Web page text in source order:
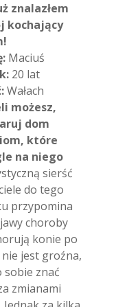
znalazłem
kochający
Maciuś
20 lat
Wałach
możesz,
dom
które
na niego
sierść
do tego
przypomina
choroby
konie po
jest groźna,
sobie znać
zmianami